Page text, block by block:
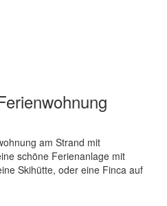
am Strand mit
schöne Ferienanlage mit
Skihütte, oder eine Finca auf